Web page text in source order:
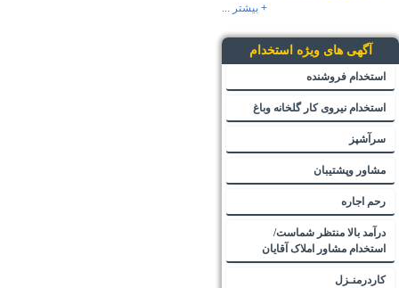
+ بیشتر ...
آگهی های ویژه استخدام
استخدام فروشنده
استخدام نیروی کار گلخانه وباغ
سرآشپز
مشاور وپشتیبان
رحم اجاره
درآمد بالا منتظر شماست/
استخدام مشاور املاک آقایان
کاردرمنـزل